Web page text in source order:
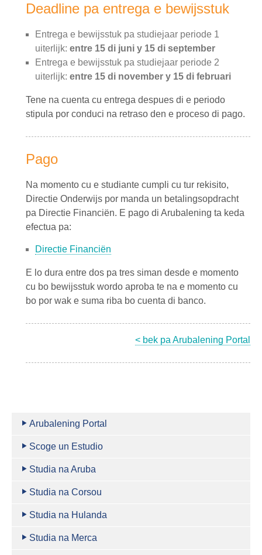
Deadline pa entrega e bewijsstuk
Entrega e bewijsstuk pa studiejaar periode 1
uiterlijk: entre 15 di juni y 15 di september
Entrega e bewijsstuk pa studiejaar periode 2
uiterlijk: entre 15 di november y 15 di februari
Tene na cuenta cu entrega despues di e periodo
stipula por conduci na retraso den e proceso di pago.
Pago
Na momento cu e studiante cumpli cu tur rekisito,
Directie Onderwijs por manda un betalingsopdracht
pa Directie Financiën. E pago di Arubalening ta keda
efectua pa:
Directie Financiën
E lo dura entre dos pa tres siman desde e momento
cu bo bewijsstuk wordo aproba te na e momento cu
bo por wak e suma riba bo cuenta di banco.
< bek pa Arubalening Portal
Arubalening Portal
Scoge un Estudio
Studia na Aruba
Studia na Corsou
Studia na Hulanda
Studia na Merca